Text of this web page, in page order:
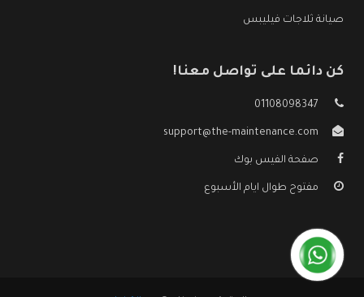
صيانة ثلاجات فيليبس
كن دائما على تواصل معنا!
01108098347
support@the-maintenance.com
صفحة الفيس بوك
مفتوح طوال ايام الأسبوع